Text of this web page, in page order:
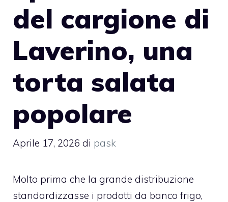
del cargione di
Laverino, una
torta salata
popolare
Aprile 17, 2026 di pask
Molto prima che la grande distribuzione
standardizzasse i prodotti da banco frigo,